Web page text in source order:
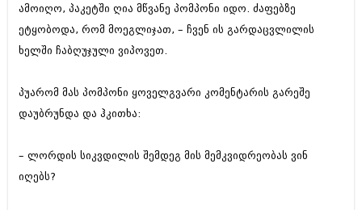
დეკემბერი 2012 (98)
ნოემბერი 2012 (295)
ოქტომბერი 2012 (350)
ივლისი 2012 (322)
ივნისი 2012 (282)
მარტი 2012 (259)
თებერვალი 2012 (376)
ამოიღო, პაკეტში ღია მწვანე პომპონი იდო. ძაფებზე
ეტყობოდა, რომ მოეგლიჯათ, – ჩვენ ის გარდაცვლილის
ხელში ჩაბღუჯული ვიპოვეთ.
პუარომ მას პომპონი ყოველგვარი კომენტარის გარეშე
დაუბრუნდა და ჰკითხა:
– ლორდის სიკვდილის შემდეგ მის მემკვიდრეობას ვინ
იღებს?